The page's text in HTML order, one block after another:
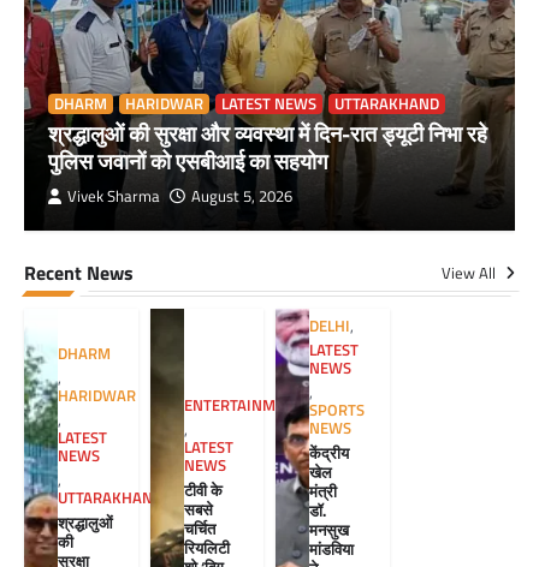
DHARM HARIDWAR LATEST NEWS UTTARAKHAND
श्रद्धालुओं की सुरक्षा और व्यवस्था में दिन-रात ड्यूटी निभा रहे
पुलिस जवानों को एसबीआई का सहयोग
Vivek Sharma August 5, 2026
Recent News View All
DHARM
,
HARIDWAR
,
LATEST
NEWS
,
UTTARAKHAND
श्रद्धालुओं
की
सुरक्षा
ENTERTAINMENT
,
LATEST
NEWS
टीवी के
सबसे
चर्चित
रियलिटी
DELHI,
LATEST
NEWS
,
SPORTS
NEWS
केंद्रीय
खेल
मंत्री
डॉ.
मनसुख
मांडविया